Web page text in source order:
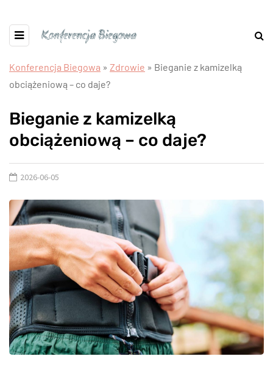
Konferencja Biegowa » Zdrowie » Bieganie z kamizelką
obciążeniową – co daje?
Bieganie z kamizelką
obciążeniową – co daje?
2026-06-05